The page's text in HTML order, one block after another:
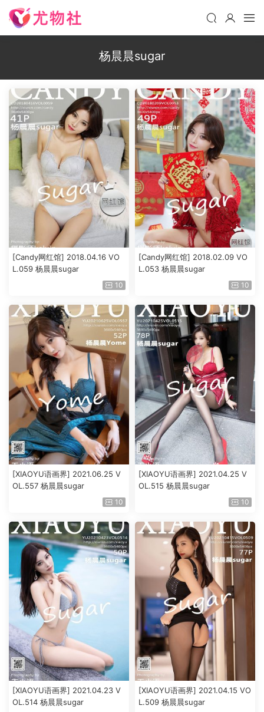
杨晨晨sugar
[Candy网红馆] 2018.04.16 VO
L.059 杨晨晨sugar
10
[Candy网红馆] 2018.02.09 VO
L.053 杨晨晨sugar
10
[XIAOYU语画界] 2021.06.25 V
OL.557 杨晨晨sugar
10
[XIAOYU语画界] 2021.04.25 V
OL.515 杨晨晨sugar
10
[XIAOYU语画界] 2021.04.23 V
OL.514 杨晨晨sugar
[XIAOYU语画界] 2021.04.15 VO
L.509 杨晨晨sugar